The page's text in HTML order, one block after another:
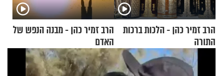
הרב זמיר כהן - הלכות ברכות
התורה
הרב זמיר כהן - מבנה הנפש של
האדם